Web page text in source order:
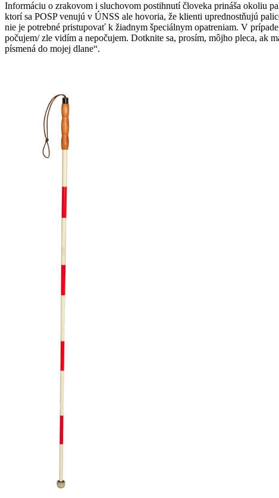
Informáciu o zrakovom i sluchovom postihnutí človeka prináša okoliu
ktorí sa POSP venujú v ÚNSS ale hovoria, že klienti uprednostňujú
nie je potrebné pristupovať k žiadnym špeciálnym opatreniam. V
počujem/ zle vidím a nepočujem. Dotknite sa, prosím, môjho pleca, ak
písmená do mojej dlane“.